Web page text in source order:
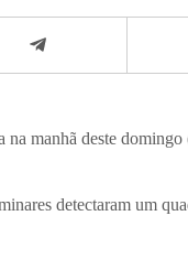
manhã deste domingo
detectaram um